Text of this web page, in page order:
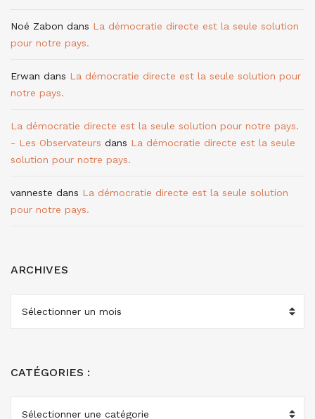
Noé Zabon dans La démocratie directe est la seule solution
pour notre pays.
Erwan dans La démocratie directe est la seule solution pour
notre pays.
La démocratie directe est la seule solution pour notre pays.
- Les Observateurs dans La démocratie directe est la seule
solution pour notre pays.
vanneste dans La démocratie directe est la seule solution
pour notre pays.
ARCHIVES
CATÉGORIES :